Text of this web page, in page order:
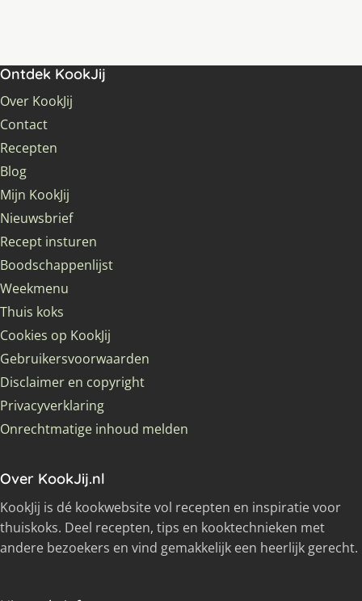
Ontdek KookJij
Over KookJij
Contact
Recepten
Blog
Mijn KookJij
Nieuwsbrief
Recept insturen
Boodschappenlijst
Weekmenu
Thuis koks
Cookies op KookJij
Gebruikersvoorwaarden
Disclaimer en copyright
Privacyverklaring
Onrechtmatige inhoud melden
Over KookJij.nl
KookJij is dé kookwebsite vol recepten en inspiratie voor
thuiskoks. Deel recepten, tips en kooktechnieken met
andere bezoekers en vind gemakkelijk een heerlijk gerecht.